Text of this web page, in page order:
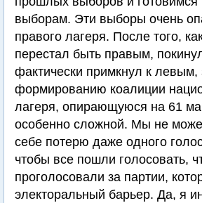
выборам. Эти выборы очень
правого лагеря. После того,
перестал быть правым,
фактически примкнул к левым,
формированию коалиции
лагеря, опирающуюся на 61
особенно сложной. Мы не
себе потерю даже одного
чтобы все пошли голосовать,
проголосовали за партии,
электоральный барьер. Да, я